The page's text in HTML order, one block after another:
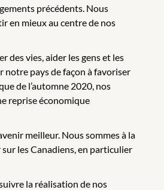
précédents. Nous
en mieux au centre de nos
des vies, aider les gens et les
notre pays de façon à favoriser
de l’automne 2020, nos
reprise économique
meilleur. Nous sommes à la
les Canadiens, en particulier
la réalisation de nos